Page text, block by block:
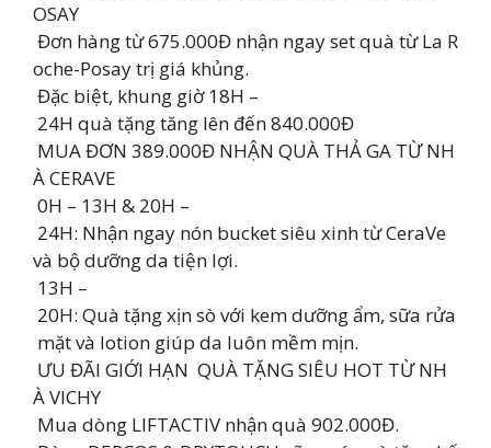
OSAY
Đơn hàng từ 675.000Đ nhận ngay set quà từ La R
oche-Posay trị giá khủng.
Đặc biệt, khung giờ 18H –
24H quà tặng tăng lên đến 840.000Đ
MUA ĐƠN 389.000Đ NHẬN QUÀ THẢ GA TỪ NH
À CERAVE
0H – 13H & 20H –
24H: Nhận ngay nón bucket siêu xinh từ CeraVe
và bộ dưỡng da tiện lợi.
13H –
20H: Quà tặng xịn sò với kem dưỡng ẩm, sữa rửa
mặt và lotion giúp da luôn mềm mịn.
ƯU ĐÃI GIỚI HẠN QUÀ TẶNG SIÊU HOT TỪ NH
À VICHY
Mua dòng LIFTACTIV nhận quà 902.000Đ.